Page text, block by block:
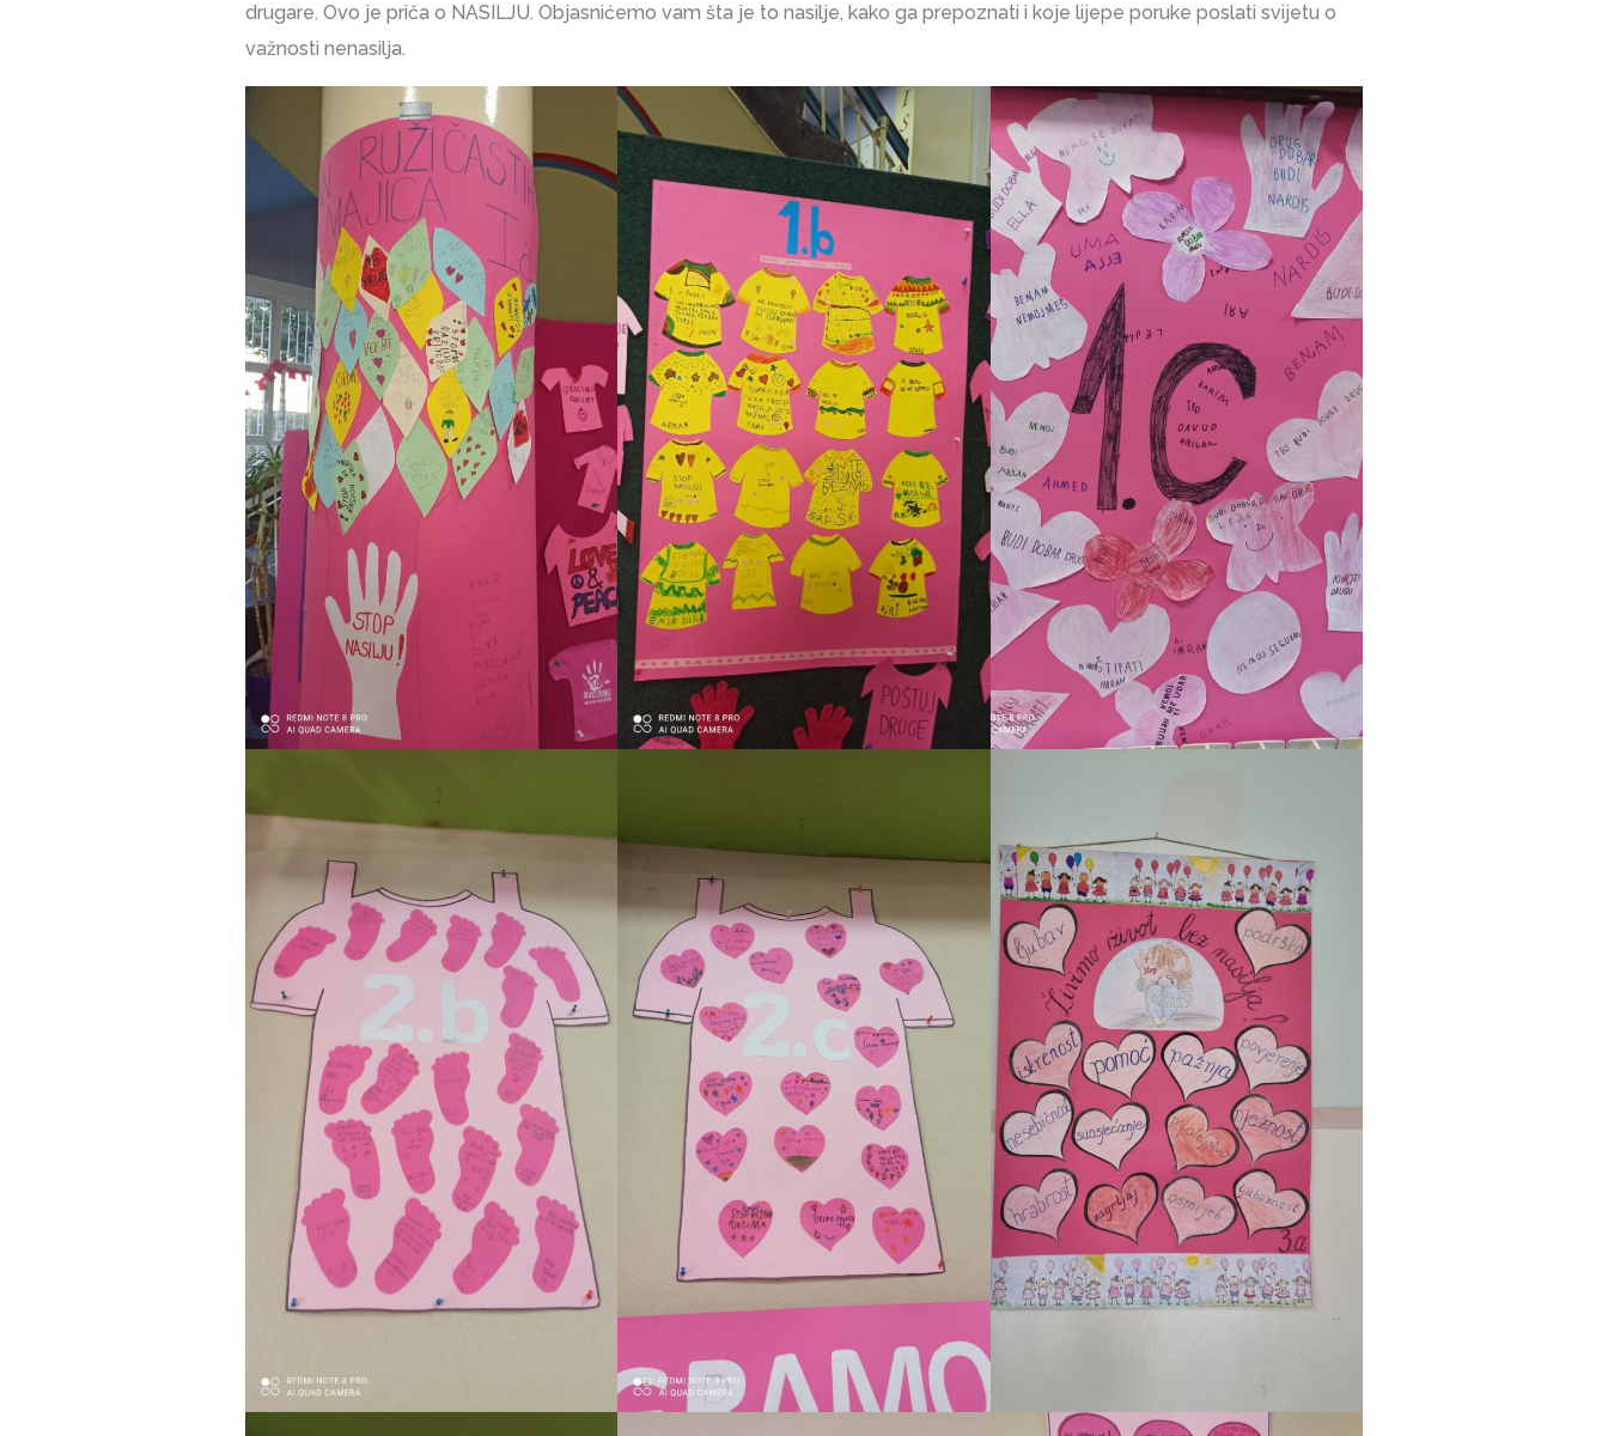
drugare. Ovo je priča o NASILJU. Objasnićemo vam šta je to nasilje, kako ga prepoznati i koje lijepe poruke poslati svijetu o
važnosti nenasilja.